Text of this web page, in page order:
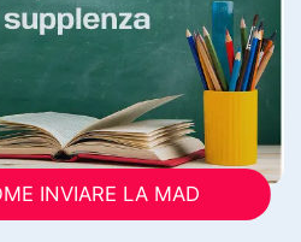
INVIARE LA MAD